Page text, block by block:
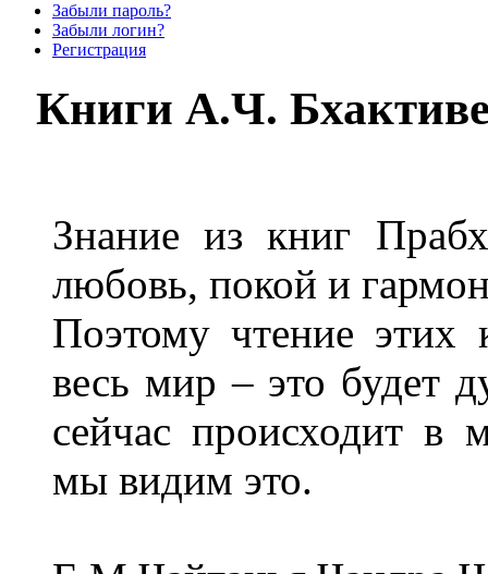
Забыли пароль?
Забыли логин?
Регистрация
Книги А.Ч.
Знание из книг
любовь, покой и
Поэтому чтение этих
весь мир – это будет
сейчас происходит в
мы видим это.